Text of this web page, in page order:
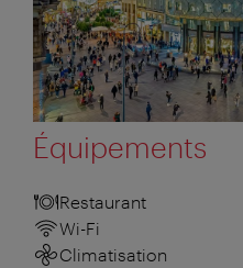
Équipements
Restaurant
Wi-Fi
Climatisation